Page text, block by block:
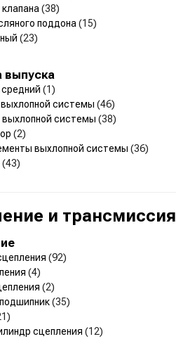
(38)
поддона (15)
(23)
выпуска
(1)
выхлопной системы (46)
выхлопной системы (38)
(2)
выхлопной системы (36)
(43)
и трансмиссия
(92)
(4)
(2)
(35)
сцепления (12)